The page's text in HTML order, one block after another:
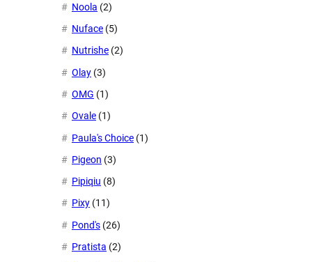
Noola (2)
Nuface (5)
Nutrishe (2)
Olay (3)
OMG (1)
Ovale (1)
Paula's Choice (1)
Pigeon (3)
Pipiqiu (8)
Pixy (11)
Pond's (26)
Pratista (2)